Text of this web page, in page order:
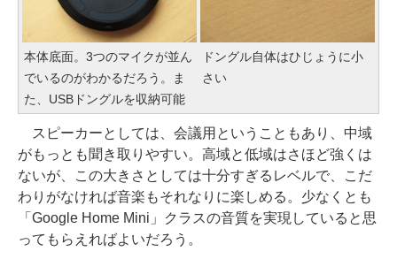
本体底面。3つのマイクが並ん
でいるのがわかるだろう。ま
た、USBドングルを収納可能
ドングル自体はひじょうに小
さい
スピーカーとしては、会議用ということもあり、中域
がもっとも聞き取りやすい。高域と低域はさほど強くは
ないが、この大きさとしては十分すぎるレベルで、こだ
わりがなければ音楽もそれなりに楽しめる。少なくとも
「Google Home Mini」クラスの音質を実現していると思
ってもらえればよいだろう。